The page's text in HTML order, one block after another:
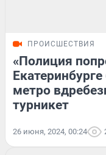
ПРОИСШЕСТВИЯ
«Полиция
метро
турникет
26 июня, 2024, 00:24